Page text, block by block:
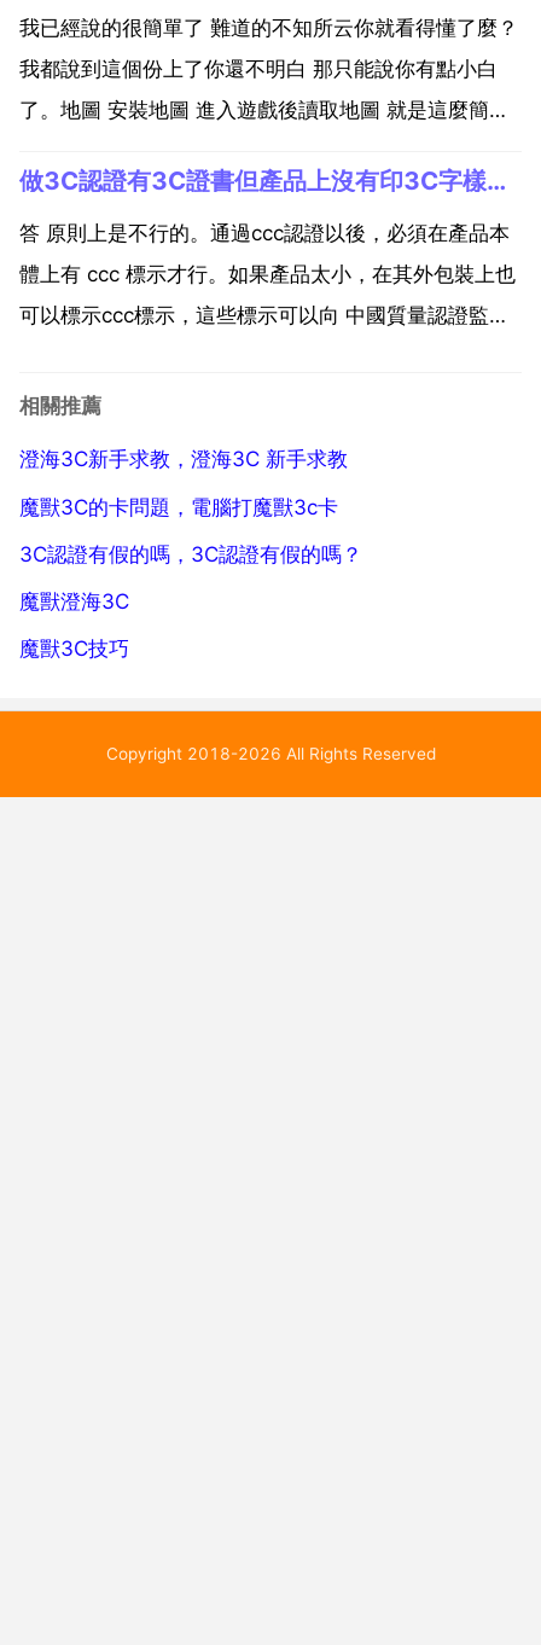
合es拉龍 加點應該加u 有光環的輔助...
我已經說的很簡單了 難道的不知所云你就看得懂了麼？
我都說到這個份上了你還不明白 那只能說你有點小白
了。地圖 安裝地圖 進入遊戲後讀取地圖 就是這麼簡
了。字尾為 w3x 的是 冰封王座 tft 的地圖。字尾為
w3m 的是 混亂之治 roc 的地圖。請放...
做3C認證有3C證書但產品上沒有印3C字樣能通過嗎
答 原則上是不行的。通過ccc認證以後，必須在產品本
體上有 ccc 標示才行。如果產品太小，在其外包裝上也
可以標示ccc標示，這些標示可以向 中國質量認證監督
必須先申請。這是3c產品明示的要求，你可以印製小的
相關推薦
澄海3C新手求教，澄海3C 新手求教
魔獸3C的卡問題，電腦打魔獸3c卡
3C認證有假的嗎，3C認證有假的嗎？
魔獸澄海3C
魔獸3C技巧
Copyright 2018-2026 All Rights Reserved